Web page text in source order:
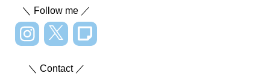
＼ Follow me ／
＼ Contact ／